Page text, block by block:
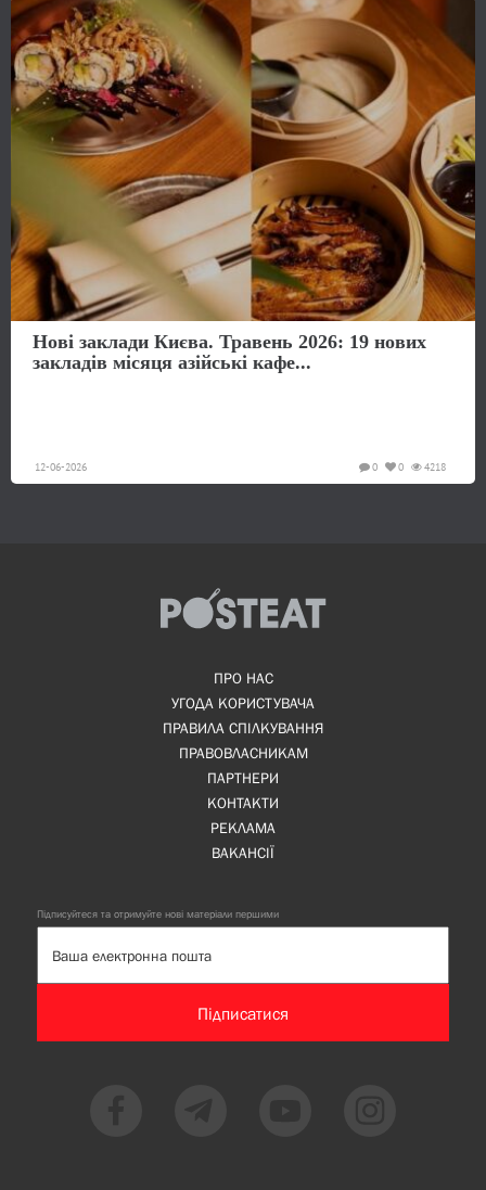
Нові заклади Києва. Травень 2026: 19 нових
закладів місяця азійські кафе...
12-06-2026 4218
0
0
ПРО НАС
УГОДА КОРИСТУВАЧА
ПРАВИЛА СПІЛКУВАННЯ
ПРАВОВЛАСНИКАМ
ПАРТНЕРИ
КОНТАКТИ
РЕКЛАМА
ВАКАНСІЇ
Підписуйтеся та отримуйте нові матеріали першими
Підписатися